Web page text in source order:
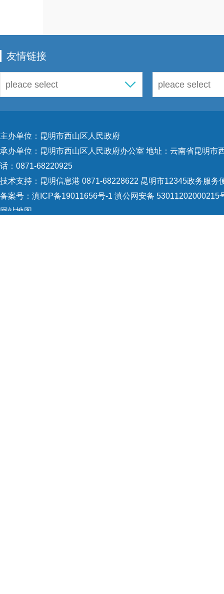
友情链接
主办单位：昆明市西山区人民政府
承办单位：昆明市西山区人民政府办公室 地址：云南省昆明市
话：0871-68220925
技术支持： 昆明信息港 0871-68228622 昆明市12345政务服务
备案号： 滇ICP备19011656号-1 滇公网安备 53011202000215
网站地图